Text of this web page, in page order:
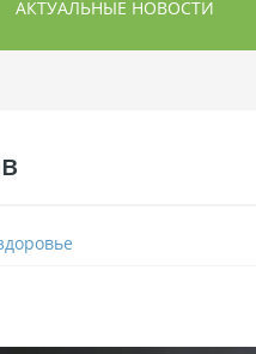
АКТУАЛЬНЫЕ НОВОСТИ